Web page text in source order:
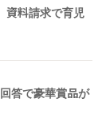
資料請求で育児
答で豪華賞品が